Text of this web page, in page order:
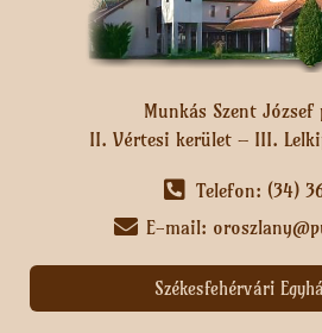
Munkás Szent József
II. Vértesi kerület – III.
Telefon: (34)
E-mail:
Székesfehérvári